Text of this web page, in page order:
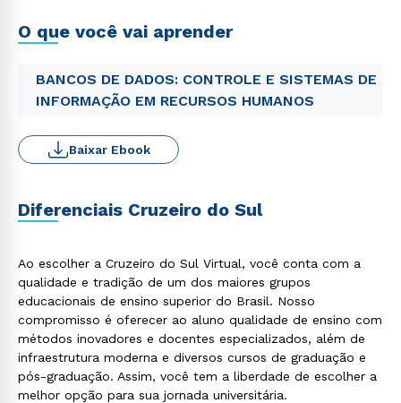
O que você vai aprender
BANCOS DE DADOS: CONTROLE E SISTEMAS DE
INFORMAÇÃO EM RECURSOS HUMANOS
Baixar Ebook
Diferenciais Cruzeiro do Sul
Ao escolher a Cruzeiro do Sul Virtual, você conta com a
qualidade e tradição de um dos maiores grupos
educacionais de ensino superior do Brasil. Nosso
compromisso é oferecer ao aluno qualidade de ensino com
métodos inovadores e docentes especializados, além de
infraestrutura moderna e diversos cursos de graduação e
pós-graduação. Assim, você tem a liberdade de escolher a
melhor opção para sua jornada universitária.